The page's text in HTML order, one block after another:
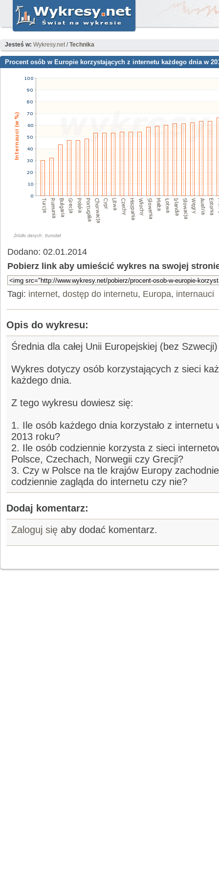
Jesteś w: Wykresy.net/Technika
Procent osób w Europie korzystających z internetu każdego dnia w
Dodano: 02.01.2014
Pobierz link aby umieścić wykres na swojej
Tagi: internet, dostęp do internetu, Europa, internauci
Opis do wykresu:
Średnia dla całej Unii Europejskiej (bez
Wykres dotyczy osób korzystających z sieci
każdego dnia.
Z tego wykresu dowiesz się:
1. Ile osób każdego dnia korzystało z internetu
2013 roku?
2. Ile osób codziennie korzysta z sieci
Polsce, Czechach, Norwegii czy Grecji?
3. Czy w Polsce na tle krajów Europy
codziennie zagląda do internetu czy nie?
Dodaj komentarz:
Zaloguj się aby dodać komentarz.